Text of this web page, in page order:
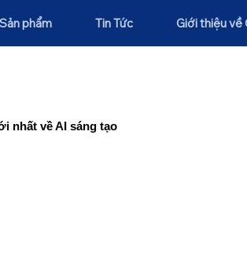
Sản phẩm Tin Tức Giới thiệu về
nhất về AI sáng tạo